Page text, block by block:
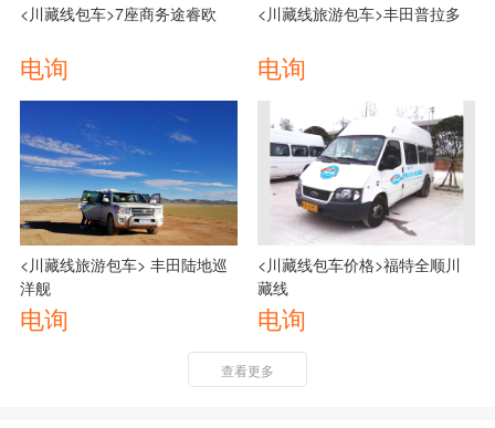
<川藏线包车>7座商务途睿欧
电询
<川藏线旅游包车>丰田普拉多
电询
<川藏线旅游包车> 丰田陆地巡
洋舰
电询
<川藏线包车价格>福特全顺川
藏线
电询
查看更多